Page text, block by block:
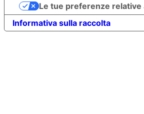
Informativa sulla raccolta
Le tue preferenze relative